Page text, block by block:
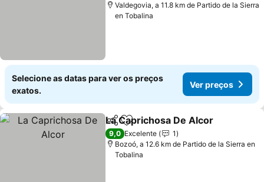
Valdegovia, a 11.8 km de Partido de la Sierra
en Tobalina
Selecione as datas para ver os preços
exatos.
Ver preços
PartilharAdicionar aos favoritos
La Caprichosa De Alcor
9,0 Excelente
1
Bozoó, a 12.6 km de Partido de la Sierra en
Tobalina